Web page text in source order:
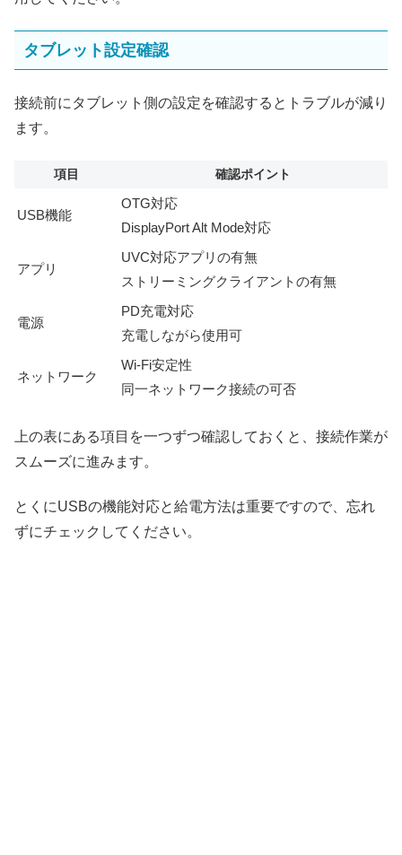
タブレット設定確認
接続前にタブレット側の設定を確認するとトラブルが減り
ます。
項目 確認ポイント
USB機能
OTG対応
DisplayPort Alt Mode対応
アプリ
UVC対応アプリの有無
ストリーミングクライアントの有無
電源
PD充電対応
充電しながら使用可
ネットワーク
Wi‑Fi安定性
同一ネットワーク接続の可否
上の表にある項目を一つずつ確認しておくと、接続作業が
スムーズに進みます。
とくにUSBの機能対応と給電方法は重要ですので、忘れ
ずにチェックしてください。